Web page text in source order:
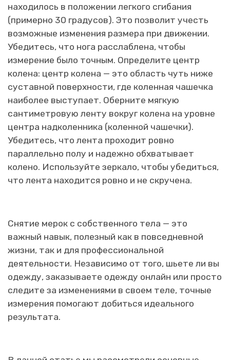
находилось в положении легкого сгибания
(примерно 30 градусов). Это позволит учесть
возможные изменения размера при движении.
Убедитесь, что нога расслаблена, чтобы
измерение было точным. Определите центр
колена: центр колена — это область чуть ниже
суставной поверхности, где коленная чашечка
наиболее выступает. Оберните мягкую
сантиметровую ленту вокруг колена на уровне
центра надколенника (коленной чашечки).
Убедитесь, что лента проходит ровно
параллельно полу и надежно обхватывает
колено. Используйте зеркало, чтобы убедиться,
что лента находится ровно и не скручена.
Снятие мерок с собственного тела — это
важный навык, полезный как в повседневной
жизни, так и для профессиональной
деятельности. Независимо от того, шьете ли вы
одежду, заказываете одежду онлайн или просто
следите за изменениями в своем теле, точные
измерения помогают добиться идеального
результата.